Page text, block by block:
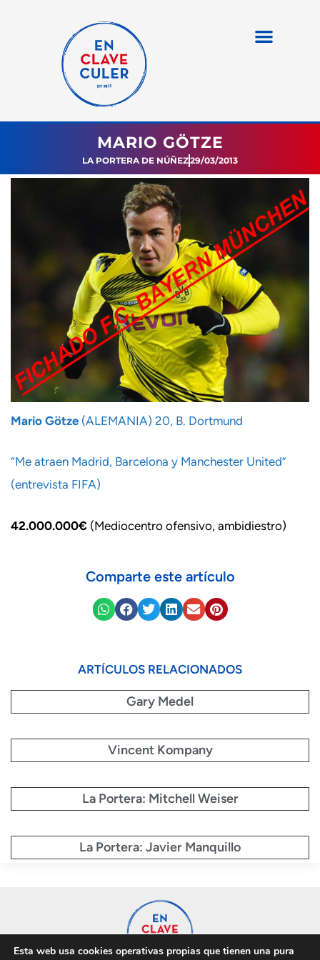
MARIO GÖTZE
LA PORTERA DE NÚÑEZ29/03/2013
Mario Götze (ALEMANIA) 20, B. Dortmund
“Me atraen Madrid, Barcelona y Manchester United”
(entrevista FIFA)
42.000.000€ (Mediocentro ofensivo, ambidiestro)
Comparte este artículo
ARTÍCULOS RELACIONADOS
Gary Medel
Vincent Kompany
La Portera: Mitchell Weiser
La Portera: Javier Manquillo
Esta web usa cookies operativas propias que tienen una pura